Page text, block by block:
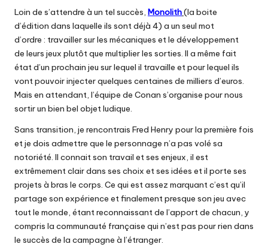
Loin de s’attendre à un tel succès, Monolith(la boite
d’édition dans laquelle ils sont déjà 4) a un seul mot
d’ordre : travailler sur les mécaniques et le développement
de leurs jeux plutôt que multiplier les sorties. Il a même fait
état d’un prochain jeu sur lequel il travaille et pour lequel ils
vont pouvoir injecter quelques centaines de milliers d’euros.
Mais en attendant, l’équipe de Conan s’organise pour nous
sortir un bien bel objet ludique.
Sans transition, je rencontrais Fred Henry pour la première fois
et je dois admettre que le personnage n’a pas volé sa
notoriété. Il connait son travail et ses enjeux, il est
extrêmement clair dans ses choix et ses idées et il porte ses
projets à bras le corps. Ce qui est assez marquant c’est qu’il
partage son expérience et finalement presque son jeu avec
tout le monde, étant reconnaissant de l’apport de chacun, y
compris la communauté française qui n’est pas pour rien dans
le succès de la campagne à l’étranger.